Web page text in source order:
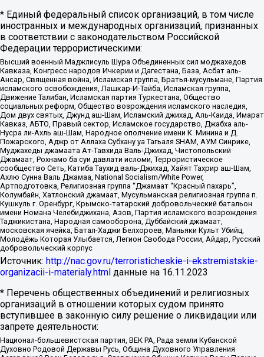
* Единый федеральный список организаций, в том числе
иностранных и международных организаций, признанных
в соответствии с законодательством Российской
Федерации террористическими:
Высший военный Маджлисуль Шура Объединенных сил моджахедов
Кавказа, Конгресс народов Ичкерии и Дагестана, База, Асбат аль-
Ансар, Священная война, Исламская группа, Братья-мусульмане, Партия
исламского освобождения, Лашкар-И-Тайба, Исламская группа,
Движение Талибан, Исламская партия Туркестана, Общество
социальных реформ, Общество возрождения исламского наследия,
Дом двух святых, Джунд аш-Шам, Исламский джихад, Аль-Каида, Имарат
Кавказ, АБТО, Правый сектор, Исламское государство, Джабха аль-
Нусра ли-Ахль аш-Шам, Народное ополчение имени К. Минина и Д.
Пожарского, Аджр от Аллаха Субхану уа Тагьаля SHAM, АУМ Синрике,
Муджахеды джамаата Ат-Тавхида Валь-Джихад, Чистопольский
Джамаат, Рохнамо ба суи давлати исломи, Террористическое
сообщество Сеть, Катиба Таухид валь-Джихад, Хайят Тахрир аш-Шам,
Ахлю Сунна Валь Джамаа, National Socialism/White Power,
Артподготовка, Религиозная группа “Джамаат “Красный пахарь”,
Колумбайн, Хатлонский джамаат, Мусульманская религиозная группа п.
Кушкуль г. Оренбург, Крымско-татарский добровольческий батальон
имени Номана Челебиджихана, Азов, Партия исламского возрождения
Таджикистана, Народная самооборона, Дуббайский джамаат,
московская ячейка, Батал-Хаджи Белхороев, Маньяки Культ Убийц,
Молодёжь Которая Улыбается, Легион Свобода России, Айдар, Русский
добровольческий корпус
Источник: http://nac.gov.ru/terroristicheskie-i-ekstremistskie-
organizacii-i-materialy.html данные на 16.11.2023
* Перечень общественных объединений и религиозных
организаций в отношении которых судом принято
вступившее в законную силу решение о ликвидации или
запрете деятельности:
Национал-большевистская партия, ВЕК РА, Рада земли Кубанской
Духовно Родовой Державы Русь, Община Духовного Управления